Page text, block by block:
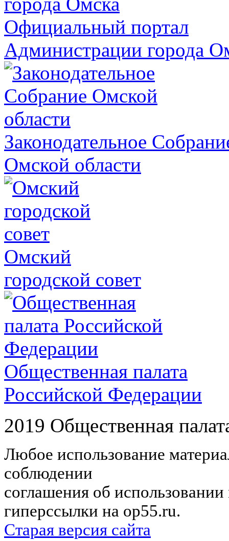
Официальный портал
Администрации города
Законодательное
Омской области
Омский
городской совет
Общественная палата
Российской Федерации
2019 Общественная
Любое использование
соблюдении
соглашения об
гиперссылки на op55.ru.
Старая версия сайта